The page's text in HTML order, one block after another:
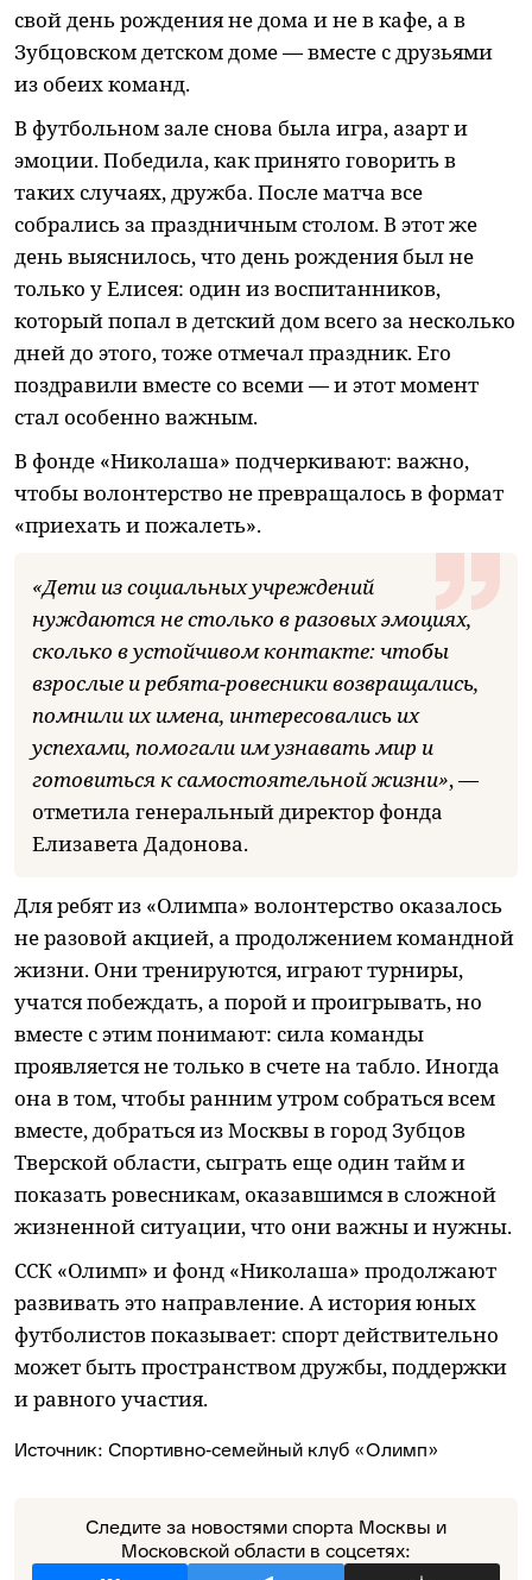
свой день рождения не дома и не в кафе, а в
Зубцовском детском доме — вместе с друзьями
из обеих команд.
В футбольном зале снова была игра, азарт и
эмоции. Победила, как принято говорить в
таких случаях, дружба. После матча все
собрались за праздничным столом. В этот же
день выяснилось, что день рождения был не
только у Елисея: один из воспитанников,
который попал в детский дом всего за несколько
дней до этого, тоже отмечал праздник. Его
поздравили вместе со всеми — и этот момент
стал особенно важным.
В фонде «Николаша» подчеркивают: важно,
чтобы волонтерство не превращалось в формат
«приехать и пожалеть».
«Дети из социальных учреждений
нуждаются не столько в разовых эмоциях,
сколько в устойчивом контакте: чтобы
взрослые и ребята-ровесники возвращались,
помнили их имена, интересовались их
успехами, помогали им узнавать мир и
готовиться к самостоятельной жизни», —
отметила генеральный директор фонда
Елизавета Дадонова.
Для ребят из «Олимпа» волонтерство оказалось
не разовой акцией, а продолжением командной
жизни. Они тренируются, играют турниры,
учатся побеждать, а порой и проигрывать, но
вместе с этим понимают: сила команды
проявляется не только в счете на табло. Иногда
она в том, чтобы ранним утром собраться всем
вместе, добраться из Москвы в город Зубцов
Тверской области, сыграть еще один тайм и
показать ровесникам, оказавшимся в сложной
жизненной ситуации, что они важны и нужны.
ССК «Олимп» и фонд «Николаша» продолжают
развивать это направление. А история юных
футболистов показывает: спорт действительно
может быть пространством дружбы, поддержки
и равного участия.
Источник: Спортивно‑семейный клуб «Олимп»
Следите за новостями спорта Москвы и
Московской области в соцсетях: